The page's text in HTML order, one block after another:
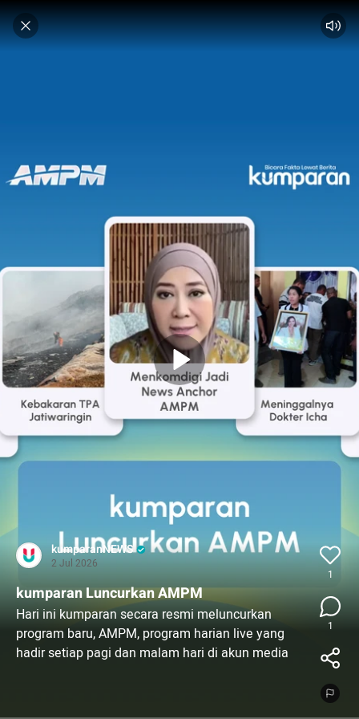
kumparanNEWS
2 Jul 2026
kumparan Luncurkan AMPM
Hari ini kumparan secara resmi meluncurkan
program baru, AMPM, program harian live yang
hadir setiap pagi dan malam hari di akun media
1
1